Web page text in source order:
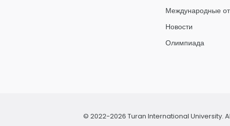
Международные
Новости
Олимпиада
© 2022-2026 Turan International University.